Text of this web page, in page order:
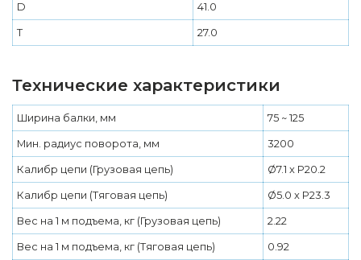
D 41.0
T 27.0
Технические характеристики
Ширина балки, мм 75 ~ 125
Мин. радиус поворота, мм 3200
Калибр цепи (Грузовая цепь) Ø7.1 x P20.2
Калибр цепи (Тяговая цепь) Ø5.0 x P23.3
Вес на 1 м подъема, кг (Грузовая цепь) 2.22
Вес на 1 м подъема, кг (Тяговая цепь) 0.92